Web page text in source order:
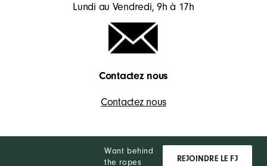
Lundi au Vendredi, 9h à 17h
Contactez nous
Contactez nous
Want behind
the ropes
REJOINDRE LE FJ